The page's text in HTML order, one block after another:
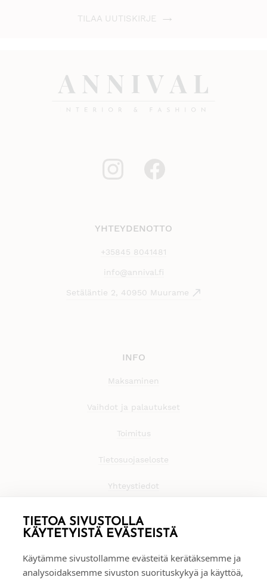
TIETOA SIVUSTOLLA
KÄYTETYISTÄ EVÄSTEISTÄ
Käytämme sivustollamme evästeitä kerätäksemme ja
analysoidaksemme sivuston suorituskykyä ja käyttöä,
TILAA UUTISKIRJE
YHTEYDENOTTO
+35845 8041481
info@annival.fi
Setäläntie 2, 40950 Muurame
INFO
Maksaminen
Vaihdot ja palautukset
Toimitus
Tietosuojaseloste
Yhteystiedot